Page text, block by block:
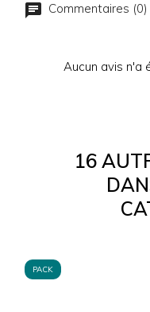
Commentaires (0)
Aucun avis n'a
16
PACK